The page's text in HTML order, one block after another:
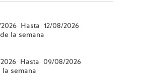
Hasta 12/08/2026
la semana
Hasta 09/08/2026
la semana